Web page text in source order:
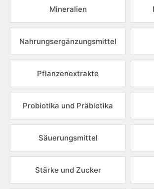
Mineralien
Nahrungsergänzungsmittel
Pflanzenextrakte
Probiotika und Präbiotika
Säuerungsmittel
Stärke und Zucker